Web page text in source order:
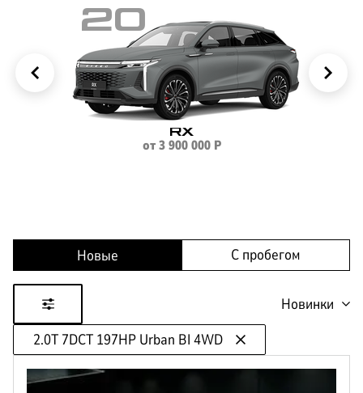
ЛИЗИНГ
КОРПОРАТИВНЫМ
КЛИЕНТАМ
20
RX
от3 900 000Р
Новые С пробегом
2.0T 7DCT 197HP Urban BI 4WD
Новинки